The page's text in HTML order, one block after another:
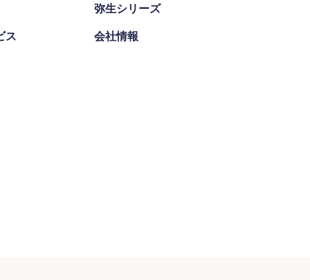
ス
弥生シリーズ
会社情報